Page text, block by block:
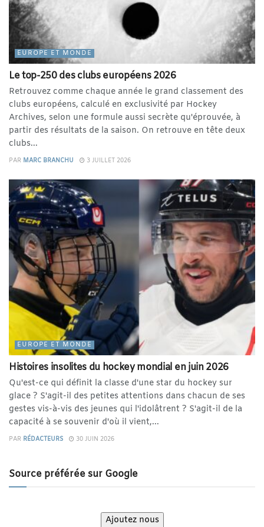
EUROPE ET MONDE
Le top-250 des clubs européens 2026
Retrouvez comme chaque année le grand classement des
clubs européens, calculé en exclusivité par Hockey
Archives, selon une formule aussi secrète qu'éprouvée, à
partir des résultats de la saison. On retrouve en tête deux
clubs...
PAR MARC BRANCHU 3 JUILLET 2026
EUROPE ET MONDE
Histoires insolites du hockey mondial en juin 2026
Qu'est-ce qui définit la classe d'une star du hockey sur
glace ? S'agit-il des petites attentions dans chacun de ses
gestes vis-à-vis des jeunes qui l'idolâtrent ? S'agit-il de la
capacité à se souvenir d'où il vient,...
PAR RÉDACTEURS 30 JUIN 2026
Source préférée sur Google
Ajoutez nous